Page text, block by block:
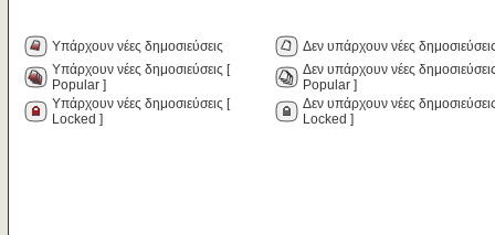
Υπάρχουν νέες δημοσιεύσεις
Δεν υπάρχουν νέες
Υπάρχουν νέες δημοσιεύσεις [
Popular ]
Δεν υπάρχουν νέες
Popular ]
Υπάρχουν νέες δημοσιεύσεις [
Locked ]
Δεν υπάρχουν νέες
Locked ]